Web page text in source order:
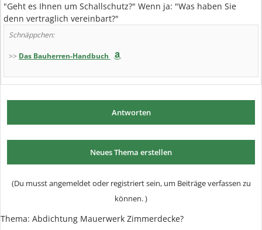
"Geht es Ihnen um Schallschutz?" Wenn ja: "Was haben Sie
denn vertraglich vereinbart?"
Schnäppchen:
>> Das Bauherren-Handbuch
Antworten
Neues Thema erstellen
(Du musst angemeldet oder registriert sein, um Beiträge verfassen zu
können. )
Thema: Abdichtung Mauerwerk Zimmerdecke?